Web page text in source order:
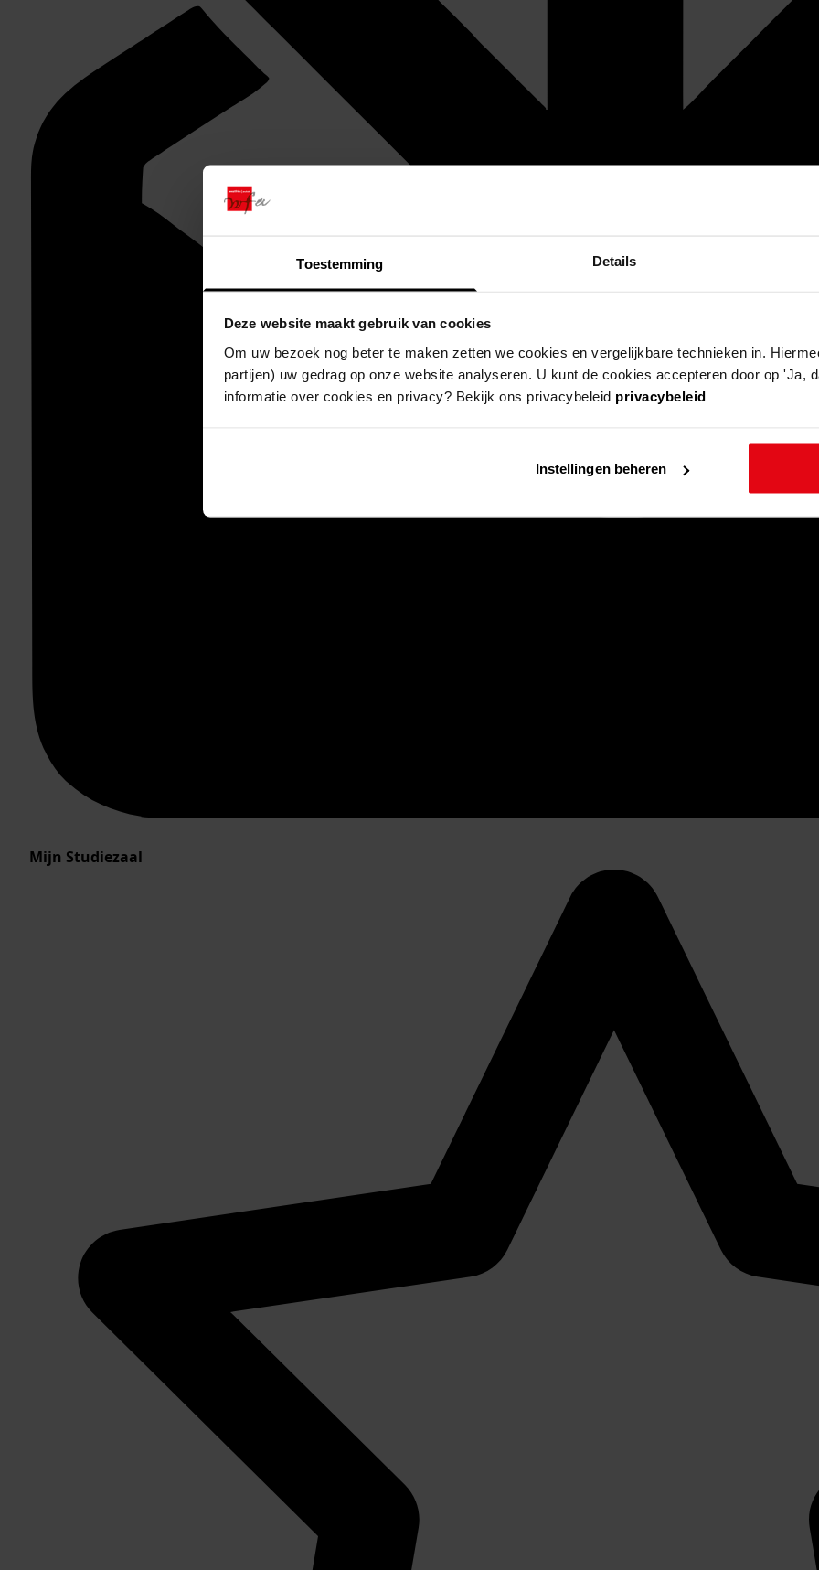
Toestemming Details
Deze website maakt gebruik van cookies
Om uw bezoek nog beter te maken zetten we cookies en vergelijkbare technieken in.
partijen) uw gedrag op onze website analyseren. U kunt de cookies accepteren door op 'Ja,
informatie over cookies en privacy? Bekijk ons privacybeleid privacybeleid
Instellingen beheren
Mijn Studiezaal